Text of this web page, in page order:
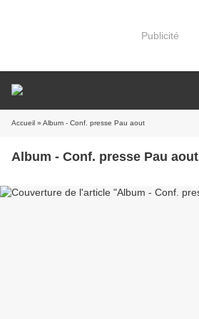
Publicité
Accueil » Album - Conf. presse Pau aout
Album - Conf. presse Pau aout